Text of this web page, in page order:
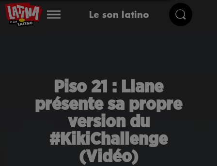
Le son latino
Piso 21 : Llane
présente sa propre
version du
#KikiChallenge
(Vidéo)